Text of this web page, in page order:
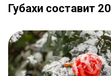
Губахи составит